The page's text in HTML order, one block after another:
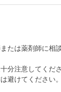
たは薬剤師に相
分注意してくださ
避けてください。